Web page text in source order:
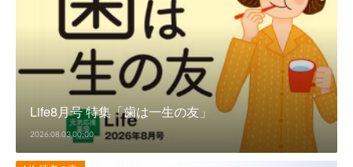
Life8月号 特集「歯は一生の友」
2026.08.03 00:00